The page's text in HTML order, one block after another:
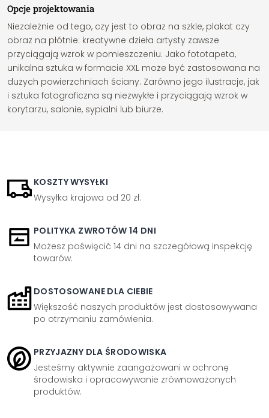
Opcje projektowania
Niezależnie od tego, czy jest to obraz na szkle, plakat czy
obraz na płótnie: kreatywne dzieła artysty zawsze
przyciągają wzrok w pomieszczeniu. Jako fototapeta,
unikalna sztuka w formacie XXL może być zastosowana na
dużych powierzchniach ściany. Zarówno jego ilustracje, jak
i sztuka fotograficzna są niezwykłe i przyciągają wzrok w
korytarzu, salonie, sypialni lub biurze.
KOSZTY WYSYŁKI
Wysyłka krajowa od 20 zł.
POLITYKA ZWROTÓW 14 DNI
Możesz poświęcić 14 dni na szczegółową inspekcję
towarów.
DOSTOSOWANE DLA CIEBIE
Większość naszych produktów jest dostosowywana
po otrzymaniu zamówienia.
PRZYJAZNY DLA ŚRODOWISKA
Jesteśmy aktywnie zaangażowani w ochronę
środowiska i opracowywanie zrównoważonych
produktów.